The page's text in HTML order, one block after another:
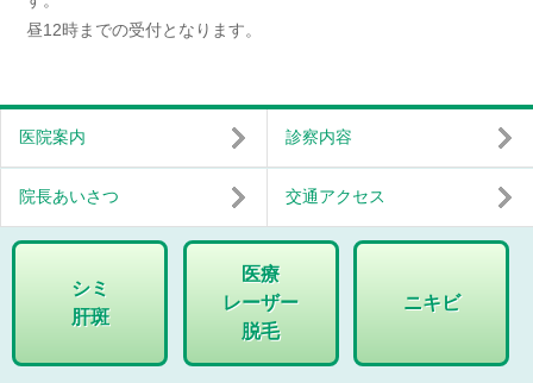
昼12時までの受付となります。
医院案内 診察内容
院長あいさつ 交通アクセス
シミ
肝斑
医療
レーザー
脱毛
ニキビ